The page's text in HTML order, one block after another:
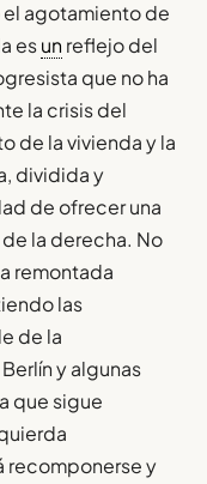
agotamiento de
esun reflejo del
que no ha
la crisis del
de la vivienda y la
dividida y
de ofrecer una
la derecha. No
remontada
las
de la
y algunas
que sigue
recomponerse y